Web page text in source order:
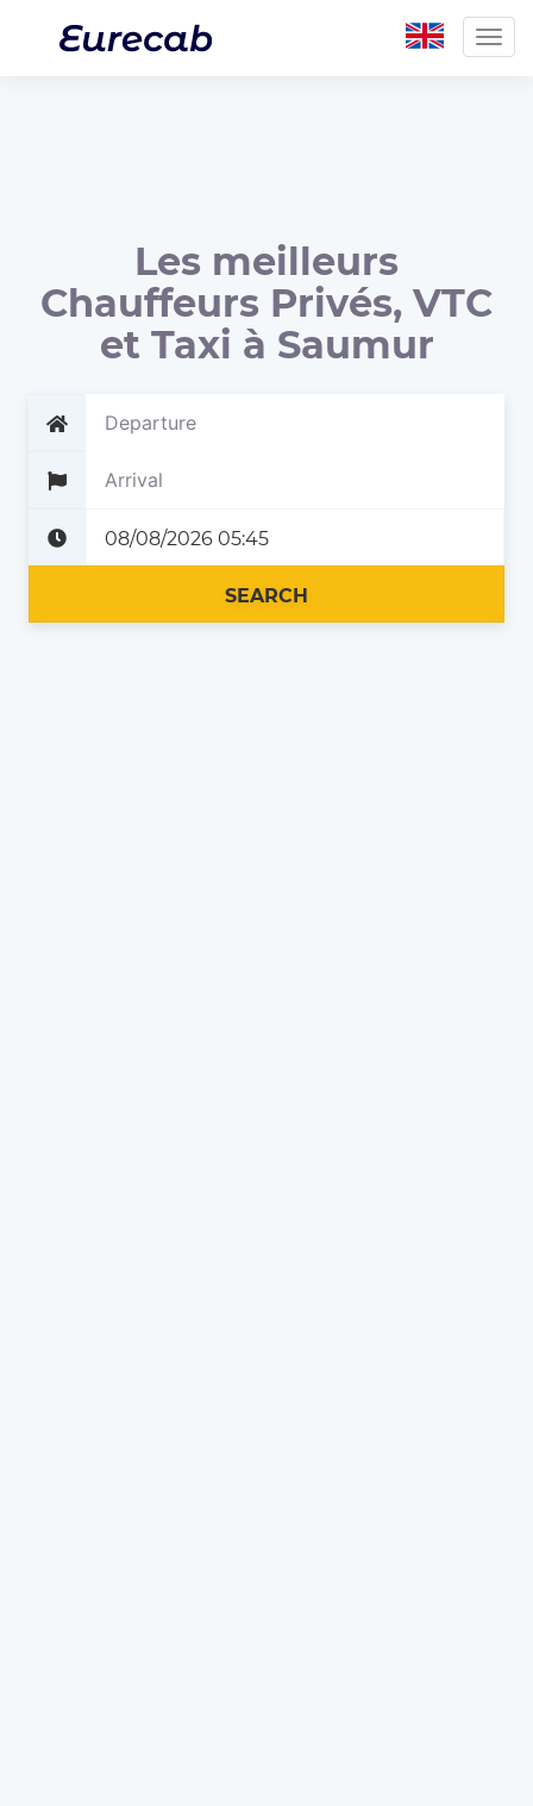
Les meilleurs
Chauffeurs Privés, VTC
et Taxi à Saumur
SEARCH